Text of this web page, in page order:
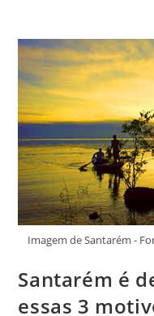
Imagem de Santarém -
Santarém é
essas 3